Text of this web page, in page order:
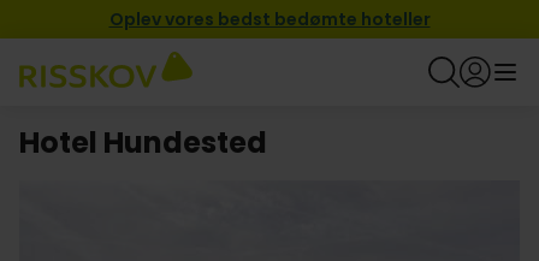
Oplev vores bedst bedømte hoteller
Hotel Hundested